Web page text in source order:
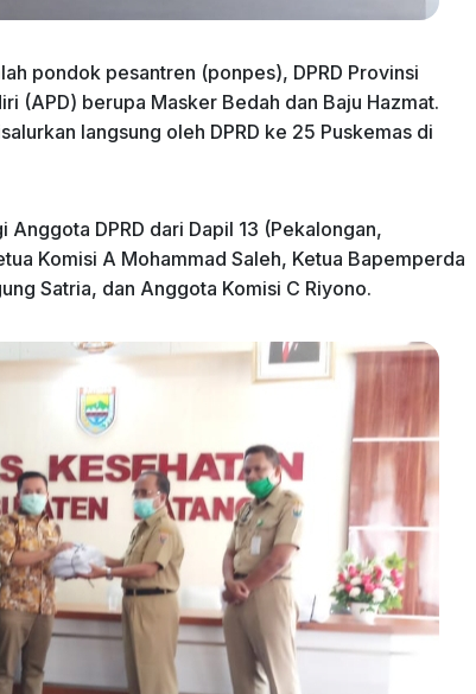
pondok pesantren (ponpes), DPRD Provinsi
(APD) berupa Masker Bedah dan Baju Hazmat.
langsung oleh DPRD ke 25 Puskemas di
DPRD dari Dapil 13 (Pekalongan,
Komisi A Mohammad Saleh, Ketua Bapemperda
Satria, dan Anggota Komisi C Riyono.